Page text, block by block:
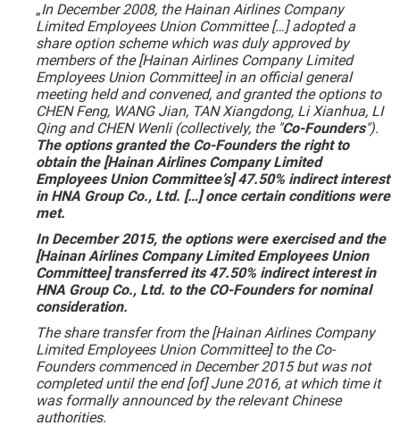
„In December 2008, the Hainan Airlines Company
Limited Employees Union Committee […] adopted a
share option scheme which was duly approved by
members of the [Hainan Airlines Company Limited
Employees Union Committee] in an official general
meeting held and convened, and granted the options to
CHEN Feng, WANG Jian, TAN Xiangdong, Li Xianhua, LI
Qing and CHEN Wenli (collectively, the "Co-Founders").
The options granted the Co-Founders the right to
obtain the [Hainan Airlines Company Limited
Employees Union Committee’s] 47.50% indirect interest
in HNA Group Co., Ltd. […] once certain conditions were
met.
In December 2015, the options were exercised and the
[Hainan Airlines Company Limited Employees Union
Committee] transferred its 47.50% indirect interest in
HNA Group Co., Ltd. to the CO-Founders for nominal
consideration.
The share transfer from the [Hainan Airlines Company
Limited Employees Union Committee] to the Co-
Founders commenced in December 2015 but was not
completed until the end [of] June 2016, at which time it
was formally announced by the relevant Chinese
authorities.